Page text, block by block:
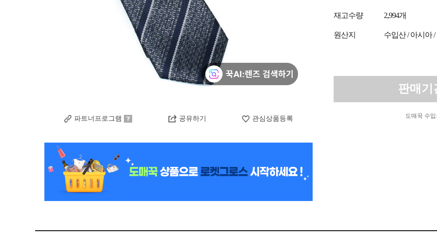
파트너프로그램 공유하기 관심상품등록
재고수량 2,994개
원산지 수입산 / 아시아 /
판매기
도매꾹 수